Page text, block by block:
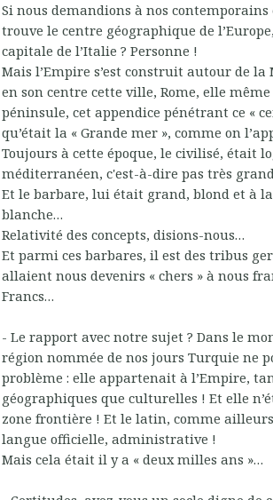
Si nous demandions à nos contemporains
trouve le centre géographique de
capitale de l’Italie ? Personne !
Mais l’Empire s’est construit autour de la
en son centre cette ville, Rome, elle
péninsule, cet appendice pénétrant ce «
qu’était la « Grande mer », comme on
Toujours à cette époque, le civilisé, était
méditerranéen, c'est-à-dire pas très
Et le barbare, lui était grand, blond et à
blanche…
Relativité des concepts, disions-nous…
Et parmi ces barbares, il est des tribus
allaient nous devenirs « chers » à nous
Francs…
- Le rapport avec notre sujet ? Dans le
région nommée de nos jours Turquie ne
problème : elle appartenait à l’Empire,
géographiques que culturelles ! Et elle
zone frontière ! Et le latin, comme
langue officielle, administrative !
Mais cela était il y a « deux milles ans »…